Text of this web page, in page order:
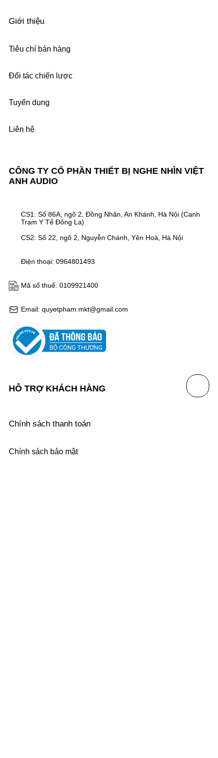
CÔNG TY CỔ PHẦN THIẾT BỊ NGHE NHÌN VIỆT
ANH AUDIO
Email: quyetpham.mkt@gmail.com
Mã số thuế: 0109921400
Điện thoại: 0964801493
CS1: Số 86A, ngõ 2, Đồng Nhân, An Khánh, Hà Nội (Cạnh
Trạm Y Tế Đông La)
CS2: Số 22, ngõ 2, Nguyễn Chánh, Yên Hoà, Hà Nội
Giới thiệu
Tiêu chí bán hàng
Đối tác chiến lược
Tuyển dụng
Liên hệ
HỖ TRỢ KHÁCH HÀNG
Chính sách thanh toán
Chính sách bảo mật